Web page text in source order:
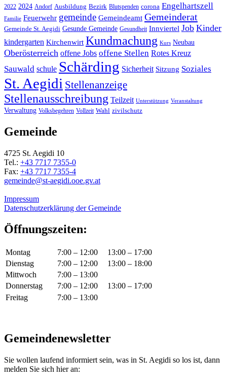
2022 2024 Andorf Ausbildung Bezirk Blutspenden corona Engelhartszell
Familie Feuerwehr gemeinde Gemeindeamt Gemeinderat
Gemeinde St. Aegidi Gesunde Gemeinde Gesundheit Innviertel Job Kinder
kindergarten Kirchenwirt Kundmachung Kurs Neubau
Oberösterreich offene Jobs offene Stellen Rotes Kreuz
Sauwald schule Schärding Sicherheit Sitzung Soziales
St. Aegidi Stellenanzeige
Stellenausschreibung Teilzeit Unterstützung Veranstaltung
Verwaltung Volksbegehren Vollzeit Wahl zivilschutz
Gemeinde
4725 St. Aegidi 10
Tel.: +43 7717 7355-0
Fax: +43 7717 7355-4
gemeinde@st-aegidi.ooe.gv.at
Impressum
Datenschutzerklärung der Gemeinde
Öffnungszeiten:
Montag 7:00 – 12:00
13:00 – 17:00
Dienstag
7:00 – 12:00
13:00 – 18:00
Mittwoch
7:00 – 13:00
Donnerstag
7:00 – 12:00
13:00 – 17:00
Freitag
7:00 – 13:00
Gemeindenewsletter
Sie wollen laufend informiert sein, was in St. Aegidi so los ist, dann
melden Sie sich hier an: